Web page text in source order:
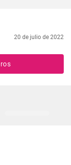
20 de julio de 2022